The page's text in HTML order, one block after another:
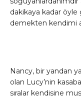
dakikaya kadar
demekten kendimi
Nancy, bir yandan
olan Lucy’nin
sıralar kendisine